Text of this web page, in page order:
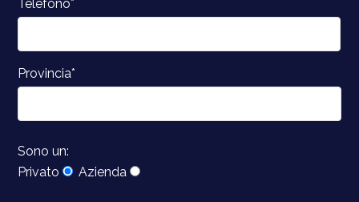
Telefono*
Provincia*
Sono un:
Privato
Azienda